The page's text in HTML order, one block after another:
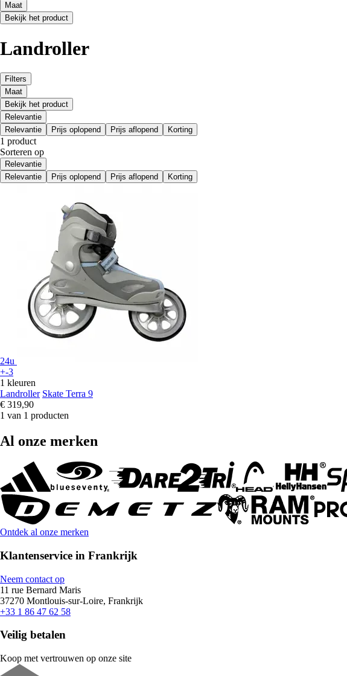
Maat
Bekijk het product
Landroller
Filters
Maat
Bekijk het product
Relevantie
Relevantie
Prijs oplopend Prijs aflopend Korting
1 product
Sorteren op
Relevantie
Relevantie
Prijs oplopend Prijs aflopend Korting
24u
+-3
1 kleuren
Landroller Skate Terra 9
€ 319,90
1 van 1 producten
Al onze merken
Ontdek al onze merken
Klantenservice in Frankrijk
Neem contact op
11 rue Bernard Maris
37270 Montlouis-sur-Loire, Frankrijk
+33 1 86 47 62 58
Veilig betalen
Koop met vertrouwen op onze site